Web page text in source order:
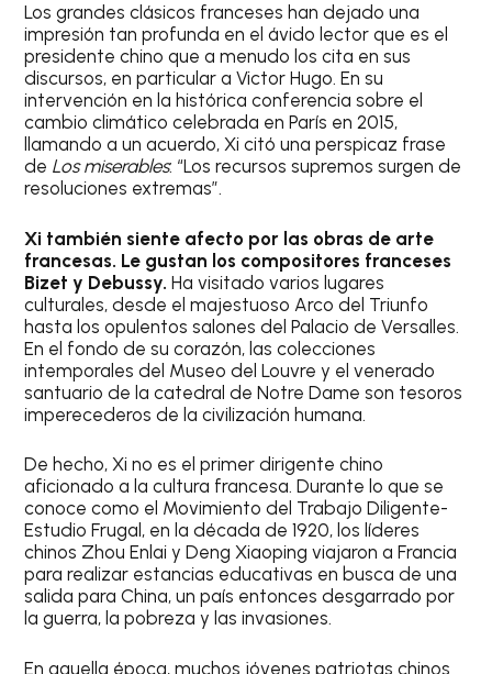
Los grandes clásicos franceses han dejado una
impresión tan profunda en el ávido lector que es el
presidente chino que a menudo los cita en sus
discursos, en particular a Victor Hugo. En su
intervención en la histórica conferencia sobre el
cambio climático celebrada en París en 2015,
llamando a un acuerdo, Xi citó una perspicaz frase
de Los miserables: “Los recursos supremos surgen de
resoluciones extremas”.
Xi también siente afecto por las obras de arte
francesas. Le gustan los compositores franceses
Bizet y Debussy.Ha visitado varios lugares
culturales, desde el majestuoso Arco del Triunfo
hasta los opulentos salones del Palacio de Versalles.
En el fondo de su corazón, las colecciones
intemporales del Museo del Louvre y el venerado
santuario de la catedral de Notre Dame son tesoros
imperecederos de la civilización humana.
De hecho, Xi no es el primer dirigente chino
aficionado a la cultura francesa. Durante lo que se
conoce como el Movimiento del Trabajo Diligente-
Estudio Frugal, en la década de 1920, los líderes
chinos Zhou Enlai y Deng Xiaoping viajaron a Francia
para realizar estancias educativas en busca de una
salida para China, un país entonces desgarrado por
la guerra, la pobreza y las invasiones.
En aquella época, muchos jóvenes patriotas chinos